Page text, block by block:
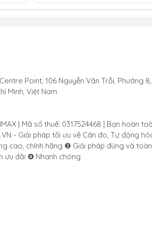
và đơn giản cho phép làm sạch hiệu quả
thiếu dễ dàng và chính xác với thông
Point, 106 Nguyễn Văn Trỗi, Phường 8,
Minh, Việt Nam
| Mã số thuế: 0317524468 | Bạn hoàn
- Giải pháp tối ưu về Cân đo, Tự động
cao, chính hãng ❷ Giải pháp đúng và toàn
ưu đãi ❹ Nhanh chóng